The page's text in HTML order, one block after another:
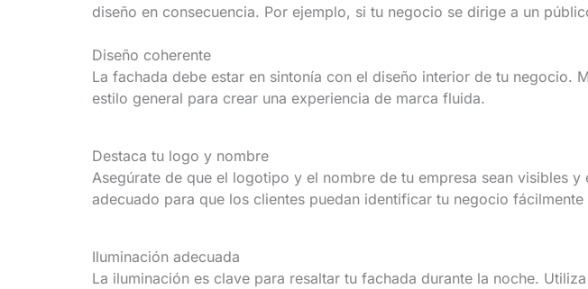
diseño en consecuencia. Por ejemplo, si tu negocio se dirige a un
Diseño coherente
La fachada debe estar en sintonía con el diseño interior de tu negocio.
estilo general para crear una experiencia de marca fluida.
Destaca tu logo y nombre
Asegúrate de que el logotipo y el nombre de tu empresa sean visibles
adecuado para que los clientes puedan identificar tu negocio fácilmente
Iluminación adecuada
La iluminación es clave para resaltar tu fachada durante la noche.